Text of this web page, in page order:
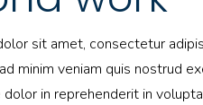
sit amet, consectetur
minim veniam quis nostrud
dolor in reprehenderit in